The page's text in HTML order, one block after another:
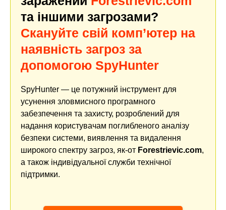
та іншими загрозами?
Скануйте свій комп’ютер на
наявність загроз за
допомогою SpyHunter
SpyHunter — це потужний інструмент для
усунення зловмисного програмного
забезпечення та захисту, розроблений для
надання користувачам поглибленого аналізу
безпеки системи, виявлення та видалення
широкого спектру загроз, як-от Forestrievic.com,
а також індивідуальної служби технічної
підтримки.